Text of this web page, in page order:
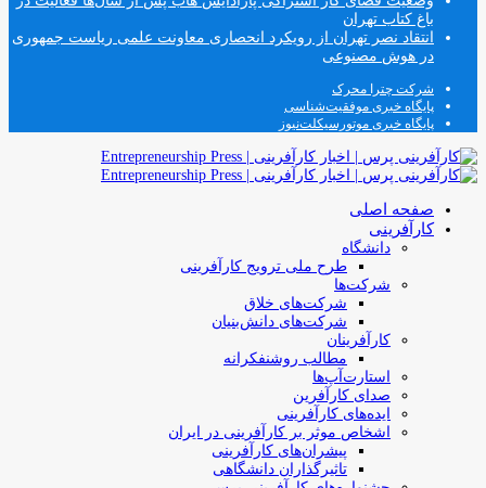
باغ کتاب تهران
انتقاد نصر تهران از رویکرد انحصاری معاونت علمی ریاست جمهوری
در هوش مصنوعی
شرکت چترا محرک
پایگاه خبری موفقیت‌شناسی
پایگاه خبری موتورسیکلت‌نیوز
صفحه اصلی
کارآفرینی
دانشگاه
طرح ملی ترویج کارآفرینی
شرکت‌ها
شرکت‌های خلاق
شرکت‌های دانش‌بنیان
کارآفرینان
مطالب روشنفکرانه
استارت‌آپ‌ها
صدای کارآفرین
ایده‌های کارآفرینی
اشخاص موثر بر کارآفرینی در ایران
پیشران‌های کارآفرینی
تاثیرگذاران دانشگاهی